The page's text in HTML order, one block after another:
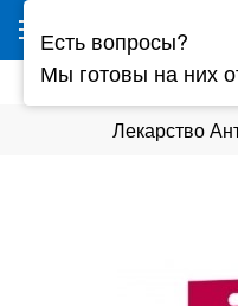
Лекарства, витамины
Лекарство
Есть вопросы?
Мы готовы на них
Ваш город - Минск,
угадали?
ДА НЕТ